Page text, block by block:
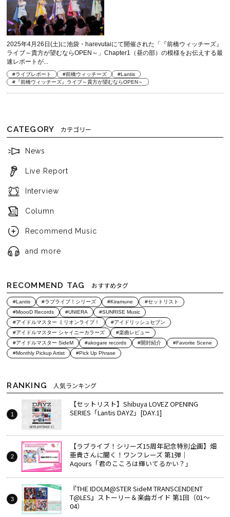
2025年4月26日(土)に池袋・harevutaiにて開催された「『前橋ウィッチーズ』
ライブ～貴方が望むならOPEN～」Chapter1（昼の部）の模様をお伝えする最
速レポートが...
#ライブレポート #前橋ウィッチーズ
#Lantis
#『前橋ウィッチーズ』ライブ～貴方が望むならOPEN～
CATEGORY カテゴリー
News
Live Report
Interview
Column
Recommend Music
and more
RECOMMEND TAG おすすめタグ
#Lantis #ラブライブ！シリーズ #Kiramune
#セットリスト
#MoooD Records
#UNIERA
#SUNRISE Music
#アイドルマスター ミリオンライブ！
#アイドリッシュセブン
#アイドルマスター シャイニーカラーズ
#楽曲レビュー
#アイドルマスター SideM
#akogare records #開封紹介
#Favorite Scene
#Monthly Pickup Artist
#Pick Up Phrase
RANKING 人気ランキング
【セットリスト】Shibuya LOVEZ OPENING
SERIES「Lantis DAYZ」[DAY.1]
【ラブライブ！シリーズ15周年記念特別企画】畑
亜貴さんに聞く！ワンフレーズ 第1弾｜
Aqours「君のこころは輝いてるかい？」
『THE IDOLM@STER SideM TRANSCENDENT
T@LES』ストーリー＆楽曲ガイド 第1回（01～
04）